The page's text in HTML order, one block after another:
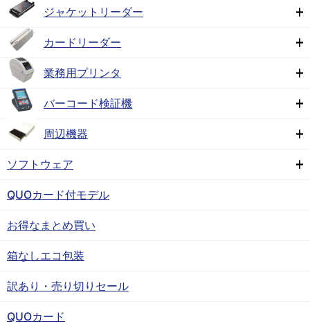
ジャケットリーダー
カードリーダー
業務用プリンタ
バーコード検証機
周辺機器
ソフトウェア
QUOカード付モデル
お得なまとめ買い
箱なしエコ包装
訳あり・売り切りセール
QUOカード